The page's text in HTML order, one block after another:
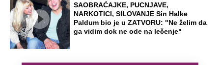
SAOBRAĆAJKE, PUCNJAVE,
NARKOTICI, SILOVANJE Sin Halke
Paldum bio je u ZATVORU: "Ne želim da
ga vidim dok ne ode na lečenje"